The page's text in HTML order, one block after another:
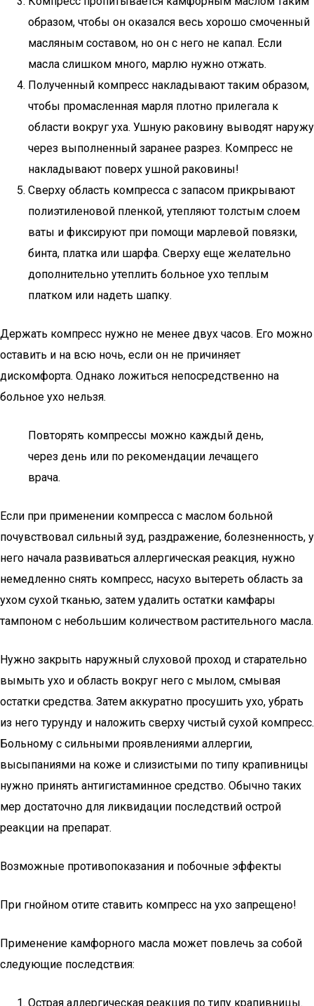
образом, чтобы он оказался весь хорошо смоченный
масляным составом, но он с него не капал. Если
масла слишком много, марлю нужно отжать.
Полученный компресс накладывают таким образом,
чтобы промасленная марля плотно прилегала к
области вокруг уха. Ушную раковину выводят наружу
через выполненный заранее разрез. Компресс не
накладывают поверх ушной раковины!
Сверху область компресса с запасом прикрывают
полиэтиленовой пленкой, утепляют толстым слоем
ваты и фиксируют при помощи марлевой повязки,
бинта, платка или шарфа. Сверху еще желательно
дополнительно утеплить больное ухо теплым
платком или надеть шапку.
Держать компресс нужно не менее двух часов. Его можно
оставить и на всю ночь, если он не причиняет
дискомфорта. Однако ложиться непосредственно на
больное ухо нельзя.
Повторять компрессы можно каждый день,
через день или по рекомендации лечащего
врача.
Если при применении компресса с маслом больной
почувствовал сильный зуд, раздражение, болезненность, у
него начала развиваться аллергическая реакция, нужно
немедленно снять компресс, насухо вытереть область за
ухом сухой тканью, затем удалить остатки камфары
тампоном с небольшим количеством растительного масла.
Нужно закрыть наружный слуховой проход и старательно
вымыть ухо и область вокруг него с мылом, смывая
остатки средства. Затем аккуратно просушить ухо, убрать
из него турунду и наложить сверху чистый сухой компресс.
Больному с сильными проявлениями аллергии,
высыпаниями на коже и слизистыми по типу крапивницы
нужно принять антигистаминное средство. Обычно таких
мер достаточно для ликвидации последствий острой
реакции на препарат.
Возможные противопоказания и побочные эффекты
При гнойном отите ставить компресс на ухо запрещено!
Применение камфорного масла может повлечь за собой
следующие последствия:
Острая аллергическая реакция по типу крапивницы.